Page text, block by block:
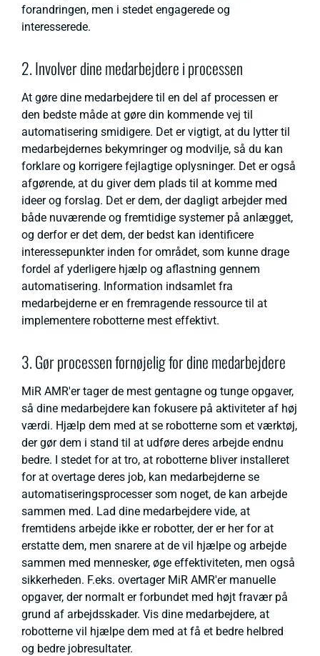
forandringen, men i stedet engagerede og
interesserede.
2. Involver dine medarbejdere i processen
At gøre dine medarbejdere til en del af processen er
den bedste måde at gøre din kommende vej til
automatisering smidigere. Det er vigtigt, at du lytter til
medarbejdernes bekymringer og modvilje, så du kan
forklare og korrigere fejlagtige oplysninger. Det er også
afgørende, at du giver dem plads til at komme med
ideer og forslag. Det er dem, der dagligt arbejder med
både nuværende og fremtidige systemer på anlægget,
og derfor er det dem, der bedst kan identificere
interessepunkter inden for området, som kunne drage
fordel af yderligere hjælp og aflastning gennem
automatisering. Information indsamlet fra
medarbejderne er en fremragende ressource til at
implementere robotterne mest effektivt.
3. Gør processen fornøjelig for dine medarbejdere
MiR AMR'er tager de mest gentagne og tunge opgaver,
så dine medarbejdere kan fokusere på aktiviteter af høj
værdi. Hjælp dem med at se robotterne som et værktøj,
der gør dem i stand til at udføre deres arbejde endnu
bedre. I stedet for at tro, at robotterne bliver installeret
for at overtage deres job, kan medarbejderne se
automatiseringsprocesser som noget, de kan arbejde
sammen med. Lad dine medarbejdere vide, at
fremtidens arbejde ikke er robotter, der er her for at
erstatte dem, men snarere at de vil hjælpe og arbejde
sammen med mennesker, øge effektiviteten, men også
sikkerheden. F.eks. overtager MiR AMR'er manuelle
opgaver, der normalt er forbundet med højt fravær på
grund af arbejdsskader. Vis dine medarbejdere, at
robotterne vil hjælpe dem med at få et bedre helbred
og bedre jobresultater.